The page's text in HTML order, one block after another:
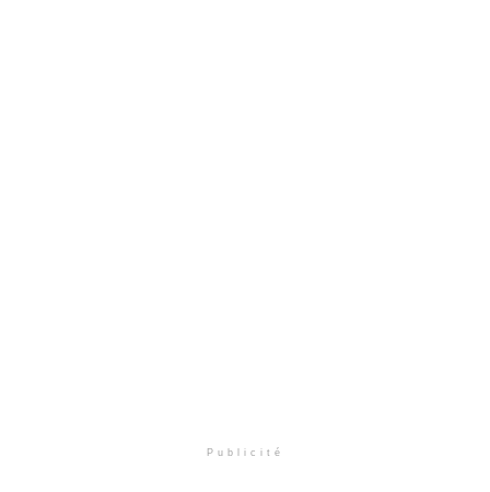
Publicité